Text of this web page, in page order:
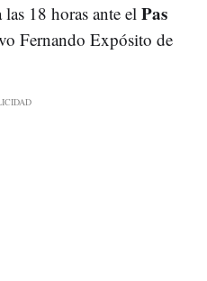
18 horas ante el Pas
Fernando Expósito de